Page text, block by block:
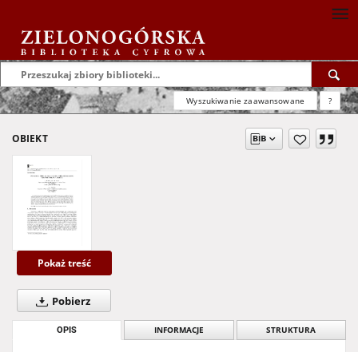
Wyszukiwanie zaawansowane ?
OBIEKT
Pokaż treść
Pobierz
OPIS INFORMACJE STRUKTURA